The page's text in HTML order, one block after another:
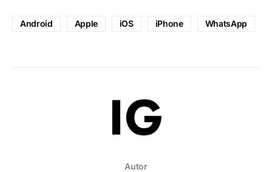
Android Apple iOS iPhone WhatsApp
Autor